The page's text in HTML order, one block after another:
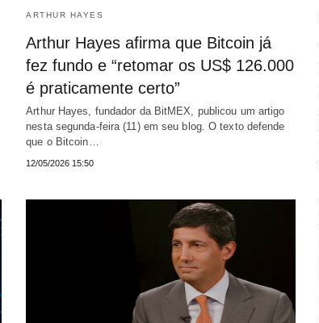
ARTHUR HAYES
Arthur Hayes afirma que Bitcoin já
fez fundo e “retomar os US$ 126.000
é praticamente certo”
Arthur Hayes, fundador da BitMEX, publicou um artigo
nesta segunda-feira (11) em seu blog. O texto defende
que o Bitcoin…
12/05/2026 15:50